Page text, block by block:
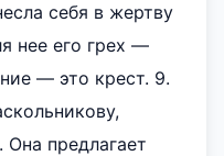
себя в жертву
нее его грех —
— это крест. 9.
предлагает